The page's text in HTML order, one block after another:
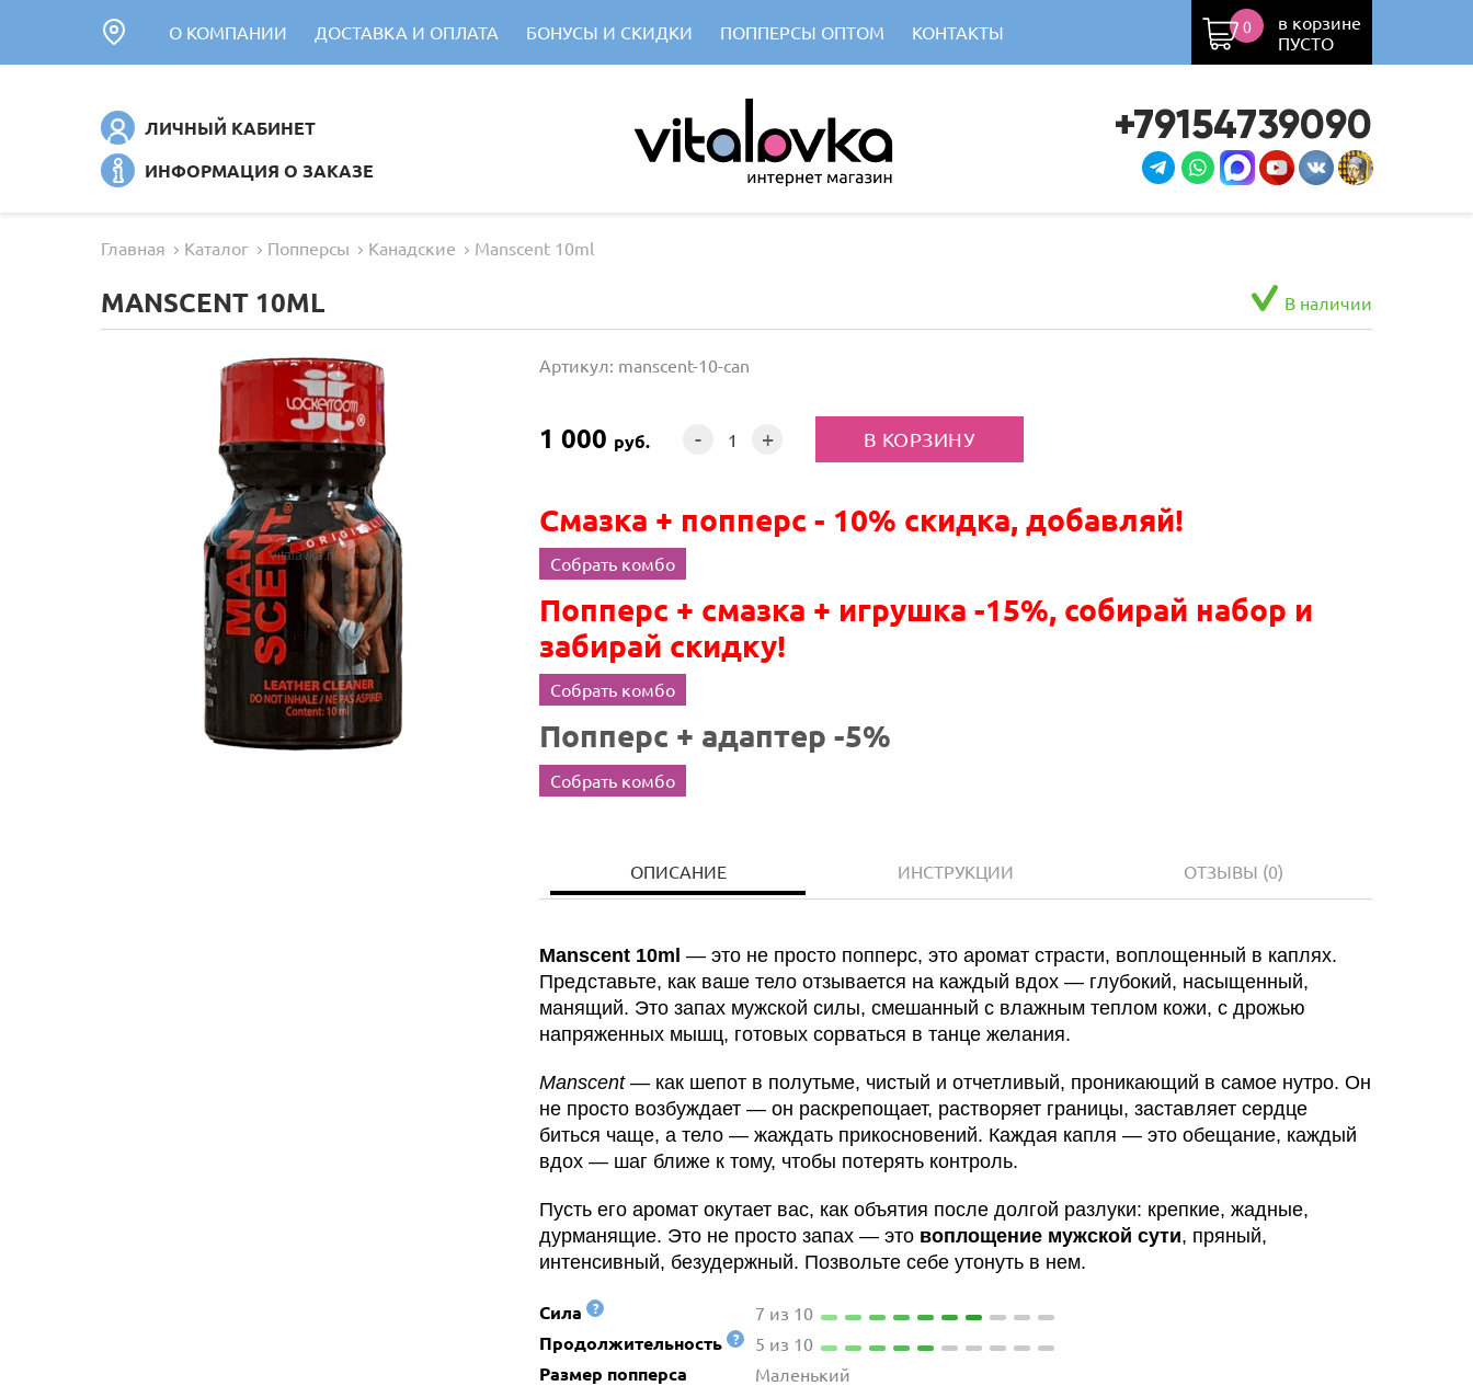
О КОМПАНИИ ДОСТАВКА И ОПЛАТА БОНУСЫ И СКИДКИ ПОППЕРСЫ ОПТОМ КОНТАКТЫ
в корзине
ПУСТО
0
ЛИЧНЫЙ КАБИНЕТ
ИНФОРМАЦИЯ О ЗАКАЗЕ
+79154739090
Главная Каталог Попперсы Канадские Manscent 10ml
MANSCENT 10ML В наличии
Артикул: manscent-10-can
1 000 руб. - +
Смазка + попперс - 10% скидка, добавляй!
Собрать комбо
Попперс + смазка + игрушка -15%, собирай набор и
забирай скидку!
Собрать комбо
Попперс + адаптер -5%
Собрать комбо
ОПИСАНИЕ ИНСТРУКЦИИ ОТЗЫВЫ (0)
Manscent 10ml — это не просто попперс, это аромат страсти, воплощенный в каплях.
Представьте, как ваше тело отзывается на каждый вдох — глубокий, насыщенный,
манящий. Это запах мужской силы, смешанный с влажным теплом кожи, с дрожью
напряженных мышц, готовых сорваться в танце желания.
Manscent— как шепот в полутьме, чистый и отчетливый, проникающий в самое нутро. Он
не просто возбуждает — он раскрепощает, растворяет границы, заставляет сердце
биться чаще, а тело — жаждать прикосновений. Каждая капля — это обещание, каждый
вдох — шаг ближе к тому, чтобы потерять контроль.
Пусть его аромат окутает вас, как объятия после долгой разлуки: крепкие, жадные,
дурманящие. Это не просто запах — это воплощение мужской сути, пряный,
интенсивный, безудержный. Позвольте себе утонуть в нем.
Сила ? 7 из 10
Продолжительность ? 5 из 10
Размер попперса Маленький